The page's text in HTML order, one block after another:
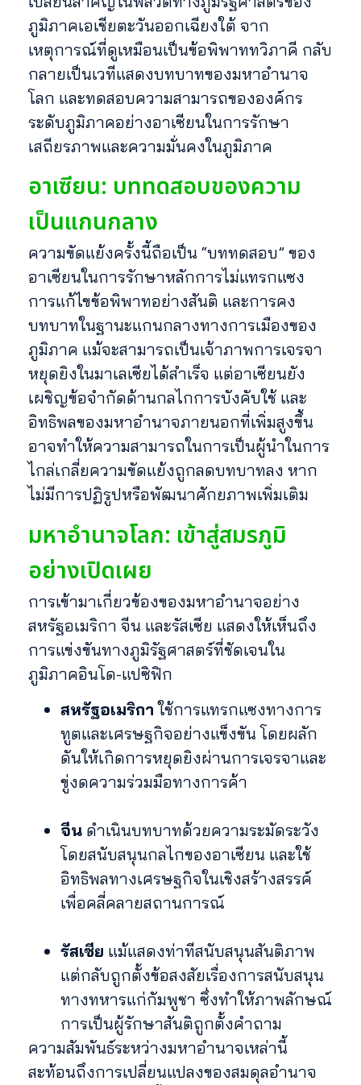
ภูมิภาคเอเชียตะวันออกเฉียงใต้ จาก
เหตุการณ์ที่ดูเหมือนเป็นข้อพิพาททวิภาคี กลับ
กลายเป็นเวทีแสดงบทบาทของมหาอำนาจ
โลก และทดสอบความสามารถขององค์กร
ระดับภูมิภาคอย่างอาเซียนในการรักษา
เสถียรภาพและความมั่นคงในภูมิภาค
อาเซียน: บททดสอบของความ
เป็นแกนกลาง
ความขัดแย้งครั้งนี้ถือเป็น “บททดสอบ” ของ
อาเซียนในการรักษาหลักการไม่แทรกแซง
การแก้ไขข้อพิพาทอย่างสันติ และการคง
บทบาทในฐานะแกนกลางทางการเมืองของ
ภูมิภาค แม้จะสามารถเป็นเจ้าภาพการเจรจา
หยุดยิงในมาเลเซียได้สำเร็จ แต่อาเซียนยัง
เผชิญข้อจำกัดด้านกลไกการบังคับใช้ และ
อิทธิพลของมหาอำนาจภายนอกที่เพิ่มสูงขึ้น
อาจทำให้ความสามารถในการเป็นผู้นำในการ
ไกล่เกลี่ยความขัดแย้งถูกลดบทบาทลง หาก
ไม่มีการปฏิรูปหรือพัฒนาศักยภาพเพิ่มเติม
มหาอำนาจโลก: เข้าสู่สมรภูมิ
อย่างเปิดเผย
การเข้ามาเกี่ยวข้องของมหาอำนาจอย่าง
สหรัฐอเมริกา จีน และรัสเซีย แสดงให้เห็นถึง
การแข่งขันทางภูมิรัฐศาสตร์ที่ชัดเจนใน
ภูมิภาคอินโด-แปซิฟิก
สหรัฐอเมริกา ใช้การแทรกแซงทางการ
ทูตและเศรษฐกิจอย่างแข็งขัน โดยผลัก
ดันให้เกิดการหยุดยิงผ่านการเจรจาและ
ขู่งดความร่วมมือทางการค้า
จีน ดำเนินบทบาทด้วยความระมัดระวัง
โดยสนับสนุนกลไกของอาเซียน และใช้
อิทธิพลทางเศรษฐกิจในเชิงสร้างสรรค์
เพื่อคลี่คลายสถานการณ์
รัสเซีย แม้แสดงท่าทีสนับสนุนสันติภาพ
แต่กลับถูกตั้งข้อสงสัยเรื่องการสนับสนุน
ทางทหารแก่กัมพูชา ซึ่งทำให้ภาพลักษณ์
การเป็นผู้รักษาสันติถูกตั้งคำถาม
ความสัมพันธ์ระหว่างมหาอำนาจเหล่านี้
สะท้อนถึงการเปลี่ยนแปลงของสมดุลอำนาจ